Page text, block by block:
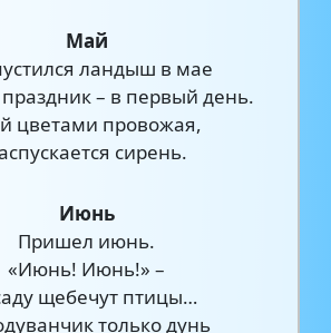
Май
ландыш в мае
– в первый день.
цветами провожая,
сирень.
Июнь
Пришел июнь.
«Июнь! Июнь!» –
щебечут птицы…
только дунь